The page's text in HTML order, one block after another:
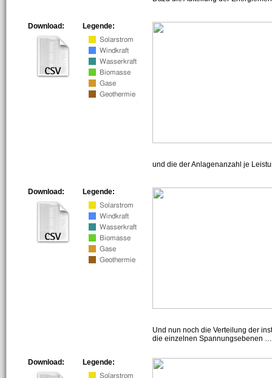
Legende:
Download:
und die der Anlagenanzahl je
Legende:
Download:
Und nun noch die Verteilung der
die einzelnen Spannungsebenen
Legende:
Download: